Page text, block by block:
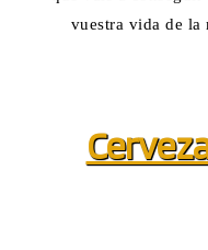
vuestra vida de la